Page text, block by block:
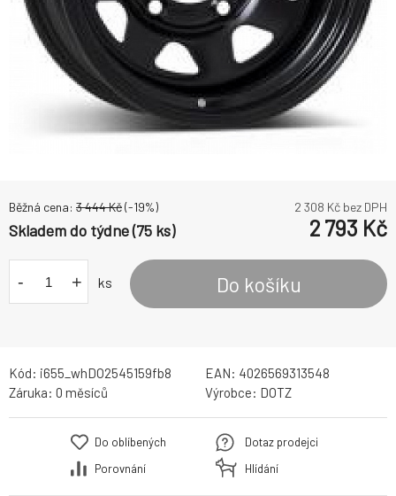
Běžná cena: 3 444Kč(-19%) 2 308 Kč bez DPH
Skladem do týdne (75 ks) 2 793 Kč
- + ks Do košíku
Kód: i655_whDO2545159fb8 EAN: 4026569313548
Záruka: 0 měsíců Výrobce: DOTZ
Do oblíbených
Porovnání
Dotaz prodejci
Hlídání